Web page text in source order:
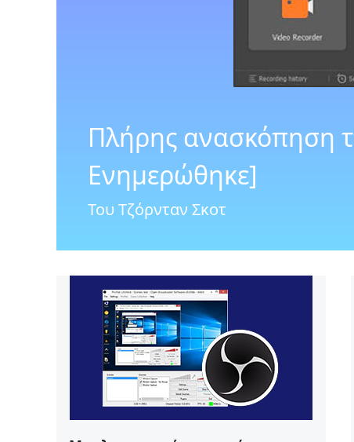
Πλήρης ανασκόπηση
Ενημερώθηκε]
Του Τζόρνταν Σκοτ